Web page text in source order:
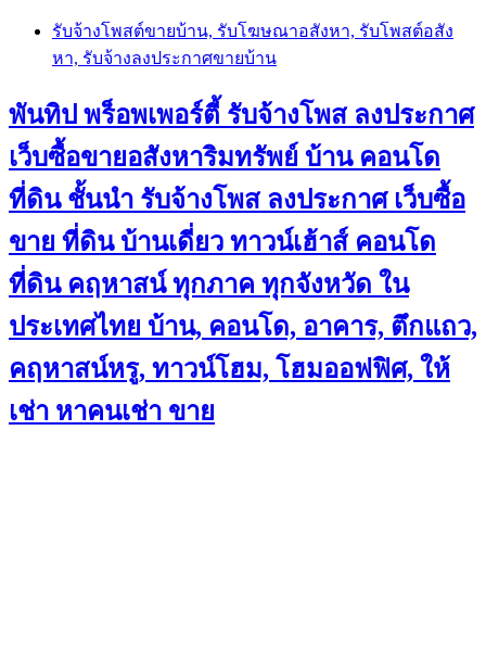
Skip
content
รับจ้างโพสต์ขายบ้าน, รับโฆษณาอสังหา, รับโพสต์อสัง
หา, รับจ้างลงประกาศขายบ้าน
พันทิป พร็อพเพอร์ตี้ รับจ้างโพส ลงประกาศ
เว็บซื้อขายอสังหาริมทรัพย์ บ้าน คอนโด
ที่ดิน ชั้นนำ รับจ้างโพส ลงประกาศ เว็บซื้อ
ขาย ที่ดิน บ้านเดี่ยว ทาวน์เฮ้าส์ คอนโด
ที่ดิน คฤหาสน์ ทุกภาค ทุกจังหวัด ใน
ประเทศไทย บ้าน, คอนโด, อาคาร, ตึกแถว,
คฤหาสน์หรู, ทาวน์โฮม, โฮมออฟฟิศ, ให้
เช่า หาคนเช่า ขาย